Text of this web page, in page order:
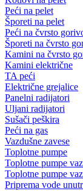
Peći na pelet
Šporeti na pelet
Peći na čvrsto
Šporeti na čvrsto
Kamini na čvrsto
Kamini električne
TA peći
Električne grejalice
Panelni radijatori
Uljani radijatori
Sušači peškira
Peći na gas
Vazdušne zavese
Toplotne pumpe
Toplotne pumpe
Toplotne pumpe
Priprema vode